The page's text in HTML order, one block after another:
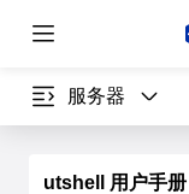
服务器
utshell 用户手册